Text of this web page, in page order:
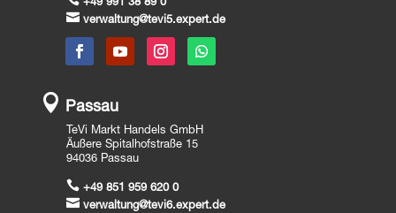
+49 991 38 89 0
 verwaltung@tevi5.expert.de
 Passau
TeVi Markt Handels GmbH
Äußere Spitalhofstraße 15
94036 Passau
 +49 851 959 620 0
 verwaltung@tevi6.expert.de